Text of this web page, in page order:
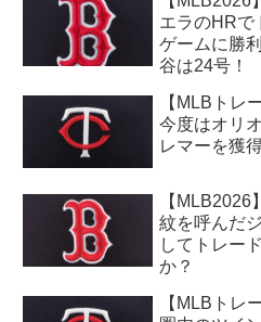
エラのHRで
ゲームに勝
谷は24号！
【MLBトレ
今度はオリ
レマーを獲得
【MLB2026
紋を呼んだ
してトレー
か？
【MLBトレ